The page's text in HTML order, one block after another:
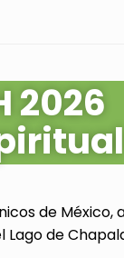
2026
de
de